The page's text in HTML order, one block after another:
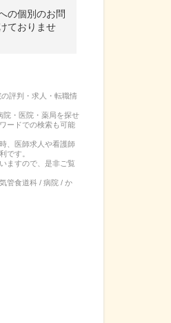
の個別のお問
ておりませ
の評判・求人・転職情
院・医院・薬局を探せ
ードでの検索も可能
、医師求人や看護師
です。
ますので、是非ご覧
管食道科 / 病院 / か